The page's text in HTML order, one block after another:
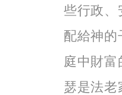
些行政、
配給神的
庭中財
瑟是法